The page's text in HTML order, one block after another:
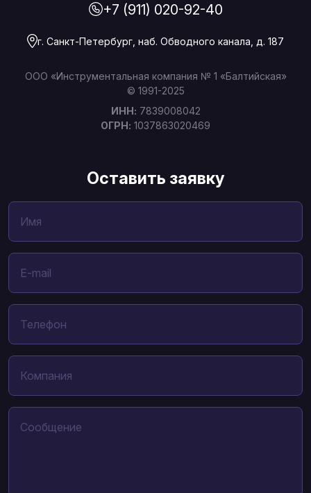
+7 (911) 020-92-40
г. Санкт-Петербург, наб. Обводного канала, д. 187
ООО «Инструментальная компания № 1 «Балтийская»
© 1991-2025
ИНН: 7839008042
ОГРН: 1037863020469
Оставить заявку